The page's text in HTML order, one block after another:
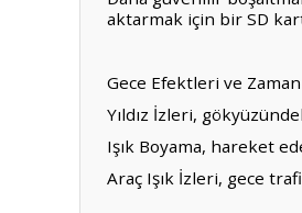
aktarmak için bir SD
Gece Efektleri ve
Yıldız İzleri,
Işık Boyama, hareket
Araç Işık İzleri, gece